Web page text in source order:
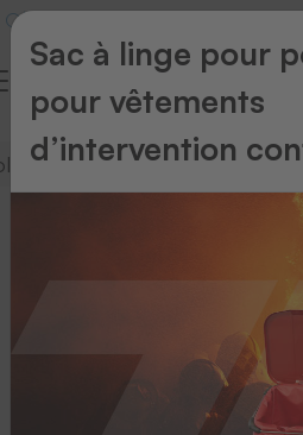
HF tag technology
Sac à linge pour
pour vêtements
d’intervention